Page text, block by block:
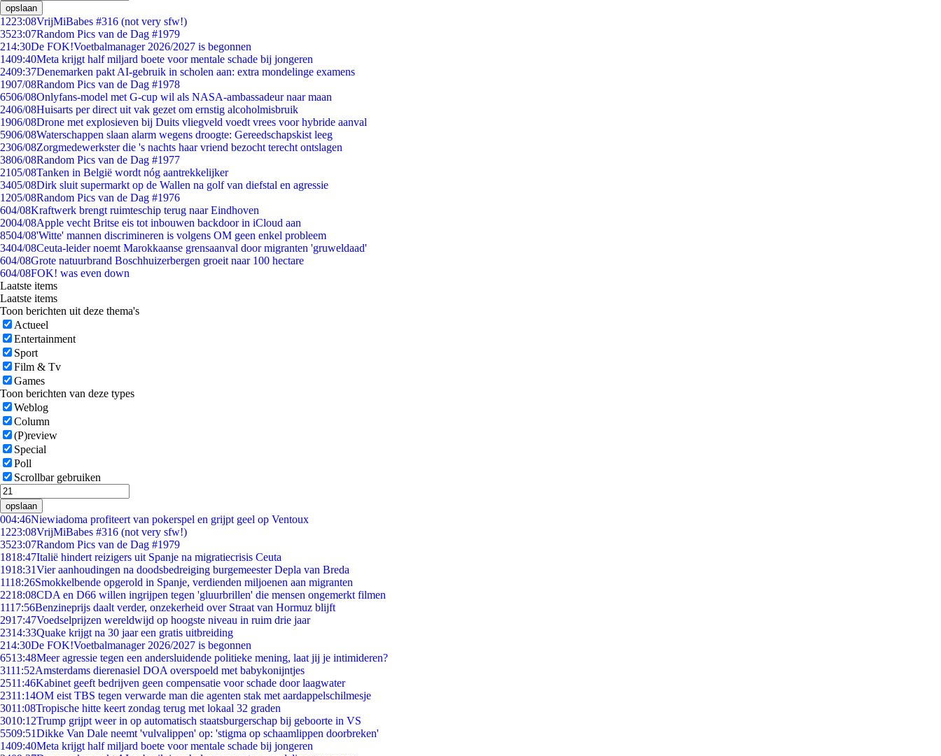
opslaan
1223:08VrijMiBabes #316 (not very sfw!)
3523:07Random Pics van de Dag #1979
214:30De FOK!Voetbalmanager 2026/2027 is begonnen
1409:40Meta krijgt half miljard boete voor mentale schade bij jongeren
2409:37Denemarken pakt AI-gebruik in scholen aan: extra mondelinge examens
1907/08Random Pics van de Dag #1978
6506/08Onlyfans-model met G-cup wil als NASA-ambassadeur naar maan
2406/08Huisarts per direct uit vak gezet om ernstig alcoholmisbruik
1906/08Drone met explosieven bij Duits vliegveld voedt vrees voor hybride aanval
5906/08Waterschappen slaan alarm wegens droogte: Gereedschapskist leeg
2306/08Zorgmedewerkster die 's nachts haar vriend bezocht terecht ontslagen
3806/08Random Pics van de Dag #1977
2105/08Tanken in België wordt nóg aantrekkelijker
3405/08Dirk sluit supermarkt op de Wallen na golf van diefstal en agressie
1205/08Random Pics van de Dag #1976
604/08Kraftwerk brengt ruimteschip terug naar Eindhoven
2004/08Apple vecht Britse eis tot inbouwen backdoor in iCloud aan
8504/08'Witte' mannen discrimineren is volgens OM geen enkel probleem
3404/08Ceuta-leider noemt Marokkaanse grensaanval door migranten 'gruweldaad'
604/08Grote natuurbrand Boschhuizerbergen groeit naar 100 hectare
604/08FOK! was even down
Laatste items
Laatste items
Toon berichten uit deze thema's
Actueel
Entertainment
Sport
Film & Tv
Games
Toon berichten van deze types
Weblog
Column
(P)review
Special
Poll
Scrollbar gebruiken
opslaan
004:46Niewiadoma profiteert van pokerspel en grijpt geel op Ventoux
1223:08VrijMiBabes #316 (not very sfw!)
3523:07Random Pics van de Dag #1979
1818:47Italië hindert reizigers uit Spanje na migratiecrisis Ceuta
1918:31Vier aanhoudingen na doodsbedreiging burgemeester Depla van Breda
1118:26Smokkelbende opgerold in Spanje, verdienden miljoenen aan migranten
2218:08CDA en D66 willen ingrijpen tegen 'gluurbrillen' die mensen ongemerkt filmen
1117:56Benzineprijs daalt verder, onzekerheid over Straat van Hormuz blijft
2917:47Voedselprijzen wereldwijd op hoogste niveau in ruim drie jaar
2314:33Quake krijgt na 30 jaar een gratis uitbreiding
214:30De FOK!Voetbalmanager 2026/2027 is begonnen
6513:48Meer agressie tegen een andersluidende politieke mening, laat jij je intimideren?
3111:52Amsterdams dierenasiel DOA overspoeld met babykonijntjes
2511:46Kabinet geeft bedrijven geen compensatie voor schade door laagwater
2311:14OM eist TBS tegen verwarde man die agenten stak met aardappelschilmesje
3011:08Tropische hitte keert zondag terug met lokaal 32 graden
3010:12Trump grijpt weer in op automatisch staatsburgerschap bij geboorte in VS
5509:51Dikke Van Dale neemt 'vulvalippen' op: 'stigma op schaamlippen doorbreken'
1409:40Meta krijgt half miljard boete voor mentale schade bij jongeren